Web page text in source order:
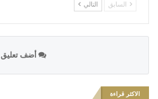
السابق التالي
أضف تعليق
الاكثر قراءة